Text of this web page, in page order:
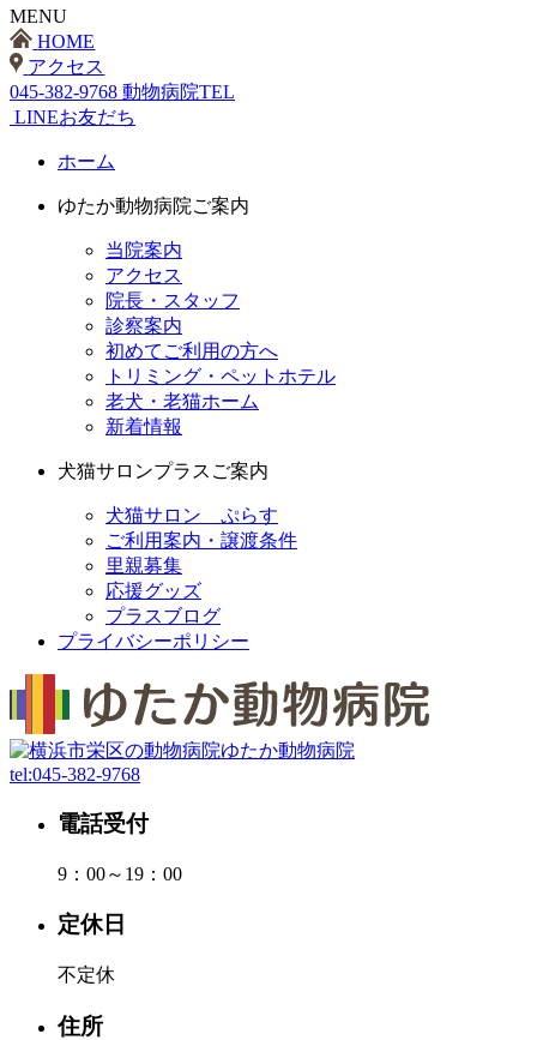
MENU
HOME
アクセス
045-382-9768 動物病院TEL
LINEお友だち
ホーム
ゆたか動物病院ご案内
当院案内
アクセス
院長・スタッフ
診察案内
初めてご利用の方へ
トリミング・ペットホテル
老犬・老猫ホーム
新着情報
犬猫サロンプラスご案内
犬猫サロン ぷらす
ご利用案内・譲渡条件
里親募集
応援グッズ
プラスブログ
プライバシーポリシー
tel:045-382-9768
電話受付
9：00～19：00
定休日
不定休
住所